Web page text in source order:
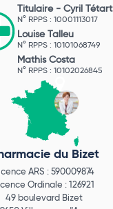
Titulaire - Cyril Tétart
N° RPPS : 10001113017
Louise Talleu
N° RPPS : 10101068749
Mathis Costa
N° RPPS : 10102026845
du Bizet
ARS : 590009874
Ordinale : 126921
49 boulevard Bizet